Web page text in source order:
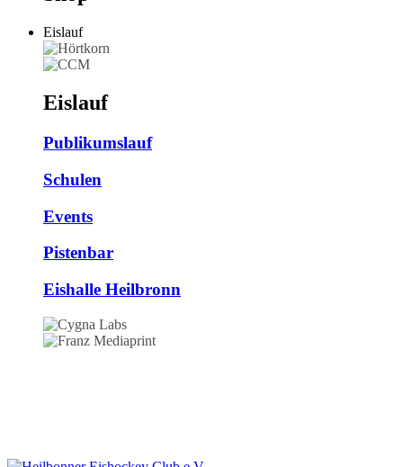
Eislauf
Eislauf
Publikumslauf
Schulen
Events
Pistenbar
Eishalle Heilbronn